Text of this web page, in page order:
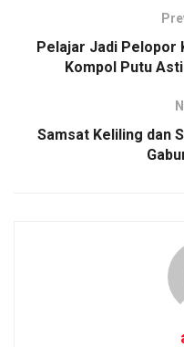
o
A
p
p
Pelajar Jadi Pelopor
Kompol Putu
Samsat Keliling dan